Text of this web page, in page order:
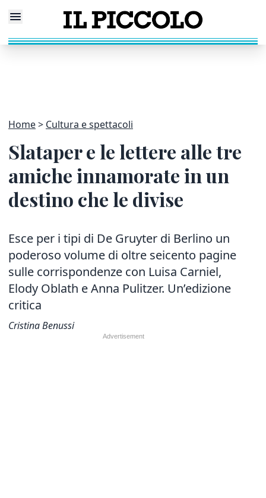
Home Cultura e spettacoli
Slataper e le lettere alle tre
amiche innamorate in un
destino che le divise
Esce per i tipi di De Gruyter di Berlino un
poderoso volume di oltre seicento pagine
sulle corrispondenze con Luisa Carniel,
Elody Oblath e Anna Pulitzer. Un’edizione
critica
Cristina Benussi